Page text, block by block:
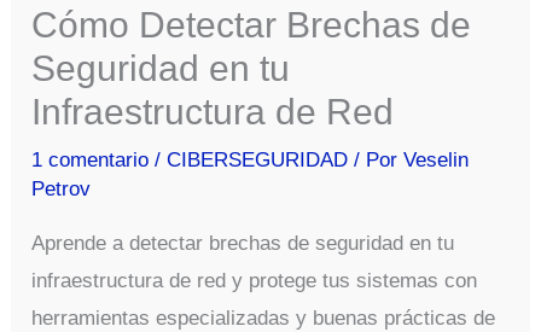
Cómo Detectar Brechas de
Seguridad en tu
Infraestructura de Red
1 comentario /CIBERSEGURIDAD / PorVeselin
Petrov
Aprende a detectar brechas de seguridad en tu
infraestructura de red y protege tus sistemas con
herramientas especializadas y buenas prácticas de